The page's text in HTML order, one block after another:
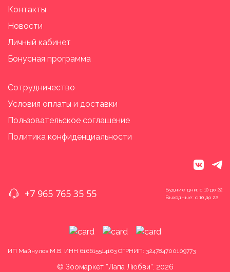
Контакты
Новости
Личный кабинет
Бонусная программа
Сотрудничество
Условия оплаты и доставки
Пользовательское соглашение
Политика конфиденциальности
vk
+7 965 765 35 55
Будние дни: с 10 до 22
Выходные: с 10 до 22
ИП Майнулов М.В. ИНН 616615514163 ОГРНИП: 324784700109773
© Зоомаркет “Лапа Любви”. 2026